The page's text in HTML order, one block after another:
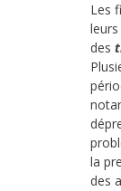
Les
des
la
des